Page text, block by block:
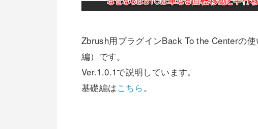
Zbrush用プラグインBack To the Centerの
編）です。
Ver.1.0.1で説明しています。
基礎編はこちら。